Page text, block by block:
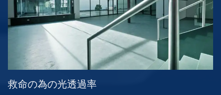
救命の為の光透過率